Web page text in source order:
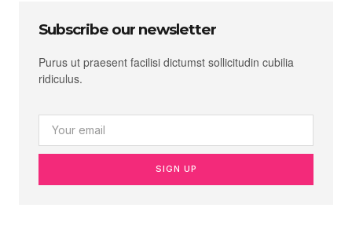
Subscribe our newsletter
Purus ut praesent facilisi dictumst sollicitudin cubilia
ridiculus.
SIGN UP